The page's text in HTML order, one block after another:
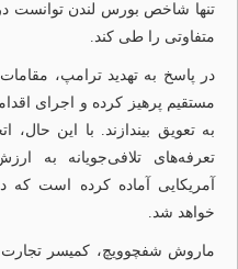
متفاوتی را طی کند.
در پاسخ به تهدید ترامپ، مقامات
مستقیم پرهیز کرده و اجرای
به تعویق بیندازند. با این حال،
آمریکایی آماده کرده است
خواهد شد.
ماروش شفچوویچ، کمیسر تجارت